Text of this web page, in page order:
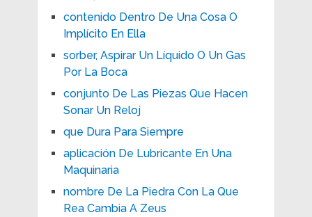
contenido Dentro De Una Cosa O
Implícito En Ella
sorber, Aspirar Un Líquido O Un Gas
Por La Boca
conjunto De Las Piezas Que Hacen
Sonar Un Reloj
que Dura Para Siempre
aplicación De Lubricante En Una
Maquinaria
nombre De La Piedra Con La Que
Rea Cambia A Zeus